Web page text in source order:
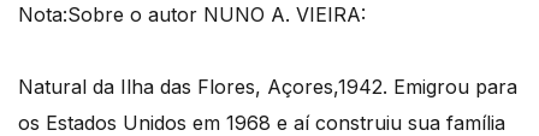
Nota:Sobre o autor NUNO A. VIEIRA:
Natural da Ilha das Flores, Açores,1942. Emigrou para
os Estados Unidos em 1968 e aí construiu sua família